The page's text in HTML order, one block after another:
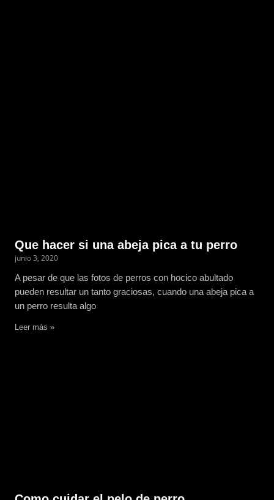
Que hacer si una abeja pica a tu perro
junio 3, 2020
A pesar de que las fotos de perros con hocico abultado
pueden resultar un tanto graciosas, cuando una abeja pica a
un perro resulta algo
Leer más »